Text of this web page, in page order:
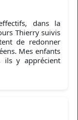
dans la
Thierry suivis
de redonner
Mes enfants
ils y apprécient